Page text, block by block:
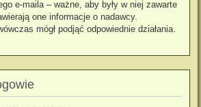
e-maila – ważne, aby były w niej zawarte
one informacje o nadawcy.
mógł podjąć odpowiednie działania.